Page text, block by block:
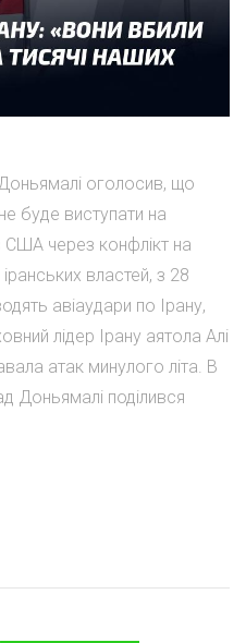
оголосив, що
буде виступати на
США через конфлікт на
властей, з 28
авіаудари по Ірану,
лідер Ірану аятола Алі
атак минулого літа. В
Доньямалі поділився